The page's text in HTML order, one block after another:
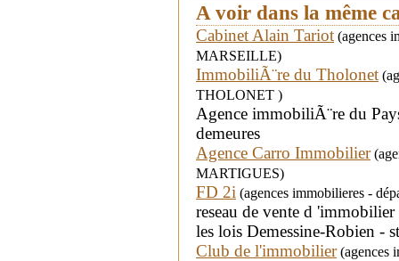
A voir dans la même
Cabinet Alain Tariot (agences
MARSEILLE)
ImmobiliÃ¨re du Tholonet
THOLONET )
Agence immobiliÃ¨re du
demeures
Agence Carro Immobilier
MARTIGUES)
FD 2i (agences immobilieres -
reseau de vente d
les lois Demessine-Robien -
Club de l'immobilier(agences